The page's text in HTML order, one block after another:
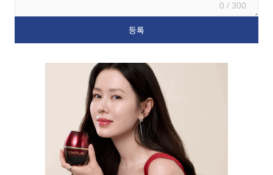
0 / 300